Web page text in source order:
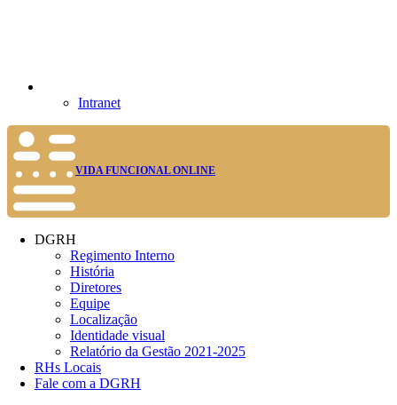
Intranet
VIDA FUNCIONAL ONLINE
DGRH
Regimento Interno
História
Diretores
Equipe
Localização
Identidade visual
Relatório da Gestão 2021-2025
RHs Locais
Fale com a DGRH